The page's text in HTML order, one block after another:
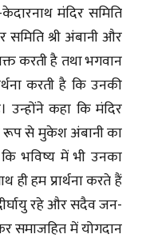
मंदिर समिति
समिति श्री अंबानी और
करती है तथा भगवान
करती है कि उनकी
उन्होंने कहा कि मंदिर
रूप से मुकेश अंबानी का
भविष्य में भी उनका
ही हम प्रार्थना करते हैं
रहे और सदैव जन-
समाजहित में योगदान